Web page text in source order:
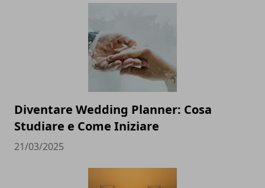
Diventare Wedding Planner: Cosa
Studiare e Come Iniziare
21/03/2025